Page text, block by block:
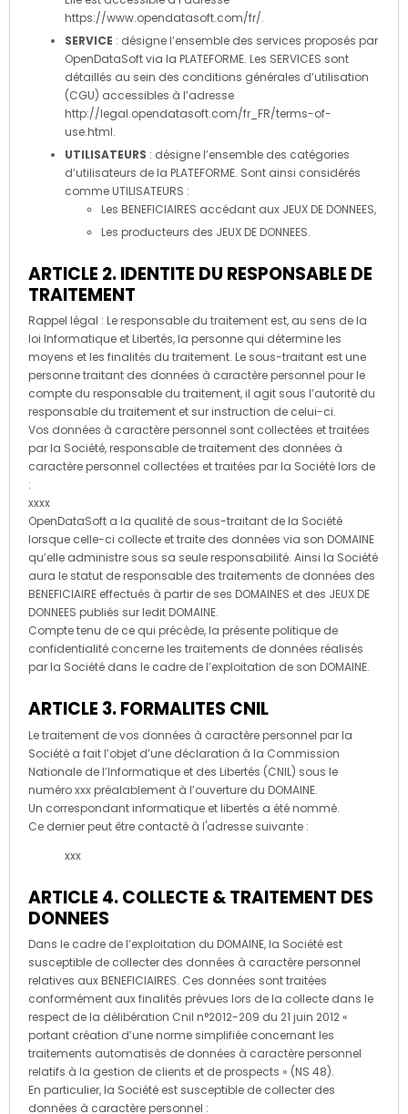
https://www.opendatasoft.com/fr/.
SERVICE : désigne l’ensemble des services proposés par
OpenDataSoft via la PLATEFORME. Les SERVICES sont
détaillés au sein des conditions générales d’utilisation
(CGU) accessibles à l’adresse
http://legal.opendatasoft.com/fr_FR/terms-of-
use.html.
UTILISATEURS : désigne l’ensemble des catégories
d’utilisateurs de la PLATEFORME. Sont ainsi considérés
comme UTILISATEURS :
Les BENEFICIAIRES accédant aux JEUX DE DONNEES,
Les producteurs des JEUX DE DONNEES.
ARTICLE 2. IDENTITE DU RESPONSABLE DE
TRAITEMENT
Rappel légal : Le responsable du traitement est, au sens de la
loi Informatique et Libertés, la personne qui détermine les
moyens et les finalités du traitement. Le sous-traitant est une
personne traitant des données à caractère personnel pour le
compte du responsable du traitement, il agit sous l’autorité du
responsable du traitement et sur instruction de celui-ci.
Vos données à caractère personnel sont collectées et traitées
par la Société, responsable de traitement des données à
caractère personnel collectées et traitées par la Société lors de
:
xxxx
OpenDataSoft a la qualité de sous-traitant de la Société
lorsque celle-ci collecte et traite des données via son DOMAINE
qu’elle administre sous sa seule responsabilité. Ainsi la Société
aura le statut de responsable des traitements de données des
BENEFICIAIRE effectués à partir de ses DOMAINES et des JEUX DE
DONNEES publiés sur ledit DOMAINE.
Compte tenu de ce qui précède, la présente politique de
confidentialité concerne les traitements de données réalisés
par la Société dans le cadre de l’exploitation de son DOMAINE.
ARTICLE 3. FORMALITES CNIL
Le traitement de vos données à caractère personnel par la
Société a fait l’objet d’une déclaration à la Commission
Nationale de l’Informatique et des Libertés (CNIL) sous le
numéro xxx préalablement à l’ouverture du DOMAINE.
Un correspondant informatique et libertés a été nommé.
Ce dernier peut être contacté à l'adresse suivante :
xxx
ARTICLE 4. COLLECTE & TRAITEMENT DES
DONNEES
Dans le cadre de l’exploitation du DOMAINE, la Société est
susceptible de collecter des données à caractère personnel
relatives aux BENEFICIAIRES. Ces données sont traitées
conformément aux finalités prévues lors de la collecte dans le
respect de la délibération Cnil n°2012-209 du 21 juin 2012 «
portant création d’une norme simplifiée concernant les
traitements automatisés de données à caractère personnel
relatifs à la gestion de clients et de prospects » (NS 48).
En particulier, la Société est susceptible de collecter des
données à caractère personnel :